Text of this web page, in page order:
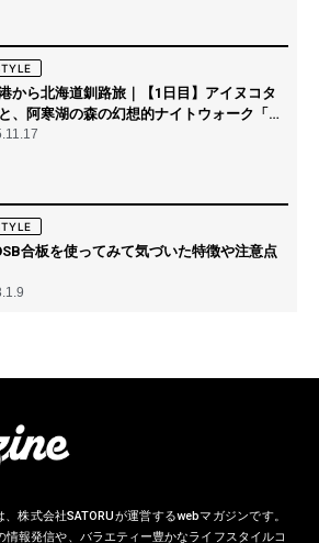
から北海道釧路旅｜【1日目】アイヌコタ
、阿寒湖の森の幻想的ナイトウォーク「カ
ナ」を体験！
合板を使ってみて気づいた特徴や注意点
株式会社SATORUが運営するwebマガジンです。
情報発信や、バラエティー豊かなライフスタイルコ